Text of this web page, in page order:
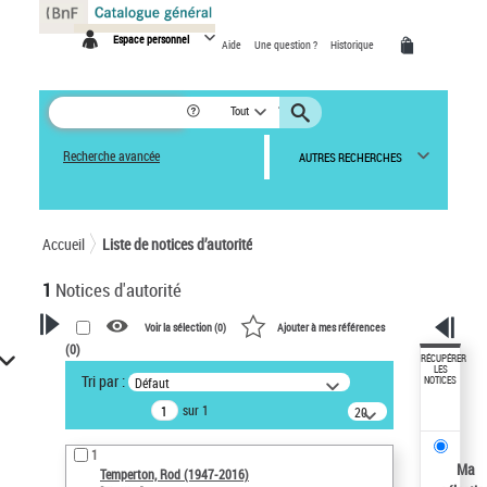
Espace personnel Aide Une question ? Historique
Tout
Recherche avancée AUTRES RECHERCHES
Accueil Liste de notices d’autorité
1 Notices d'autorité
VOTRE RECHERCHE
Recherche avancée dans les
notices d’autorité
Œuvres liées à l'auteur :
Temperton, Rod (1947-2016)
Voir la sélection (0) Ajouter à mes références
(0)
Tri par : Défaut
sur 1
20
résultats/page
1
Temperton, Rod (1947-2016)
RÉCUPÉRER
LES
NOTICES
Ma
Panneau de gestion des cookies